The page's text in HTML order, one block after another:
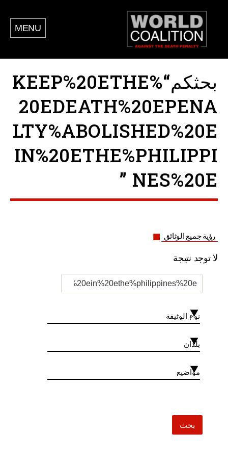
MENU
بحثكم“KEEP%20ETHE%
20EDEATH%20EPENA
LTY%ABOLISHED%20E
IN%20ETHE%PHILIPPI
NES%20E ”
رؤية جميع الوثائق
لا توجد نتيجة